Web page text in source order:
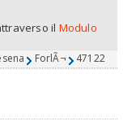
il Modulo
ForlÃ¬ 47122